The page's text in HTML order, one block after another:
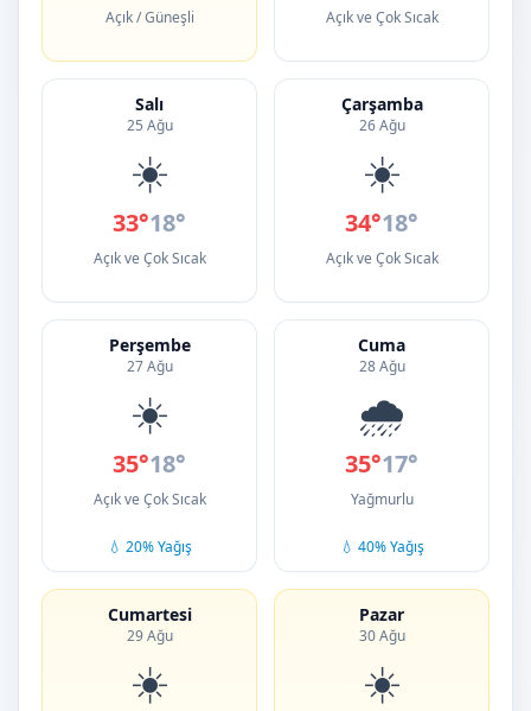
Açık / Güneşli Açık ve Çok Sıcak
Salı
25 Ağu
☀️
33°18°
Açık ve Çok Sıcak
Çarşamba
26 Ağu
☀️
34°18°
Açık ve Çok Sıcak
Perşembe
27 Ağu
☀️
35°18°
Açık ve Çok Sıcak
💧 20% Yağış
Cuma
28 Ağu
🌧️
35°17°
Yağmurlu
💧 40% Yağış
Cumartesi
29 Ağu
☀️
Pazar
30 Ağu
☀️